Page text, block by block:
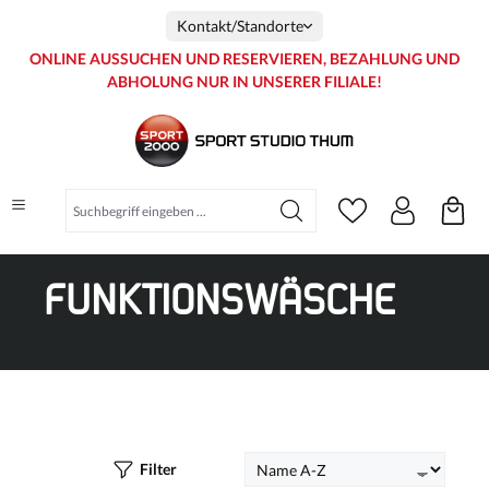
Kontakt/Standorte
ONLINE AUSSUCHEN UND RESERVIEREN, BEZAHLUNG UND
ABHOLUNG NUR IN UNSERER FILIALE!
FUNKTIONSWÄSCHE
Filter